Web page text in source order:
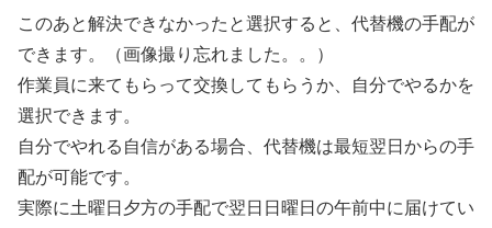
このあと解決できなかったと選択すると、代替機の手配が
できます。（画像撮り忘れました。。）
作業員に来てもらって交換してもらうか、自分でやるかを
選択できます。
自分でやれる自信がある場合、代替機は最短翌日からの手
配が可能です。
実際に土曜日夕方の手配で翌日日曜日の午前中に届けてい